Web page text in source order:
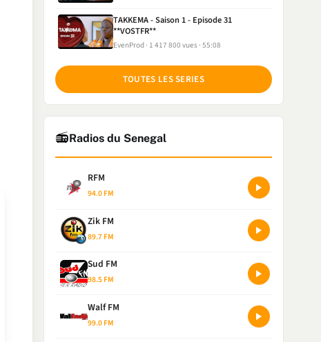
TAKKEMA - Saison 1 - Episode 31
**VOSTFR**
EvenProd 1 417 800 vues 55:08
TOUTES LES SERIES
📻Radios du Senegal
RFM
94.0 FM
Zik FM
89.7 FM
Sud FM
98.5 FM
Walf FM
99.0 FM